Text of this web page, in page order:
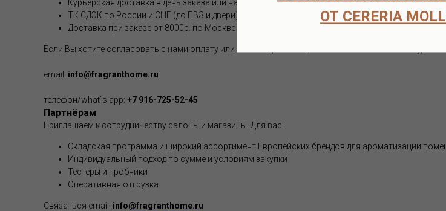
ОТ CERERIA
Курьерская доставка в день заказа или на следующий день по Москве службой Достависта -
ТК СДЭК по России и СНГ (до ПВЗ и двери). Стоимость доставки 300-700р, в зависимости от
Доставка при заказе от 8000р. по Москве и РФ бесплатно
Если Вы хотите согласовать с нами оплату или способ доставки , свяжитесь с нами любым
email: info@fragranthome.ru
телефон/what`s app: +7 916-725-52-45
Партнёрам
Приглашаем к сотрудничеству салоны и магазины. Для вас:
Складская программа и широкий ассортимент Европейских брендов для ароматизации
Индивидуальный подход по сумме и условиям закупки
Тестеры и пробники
Оперативная отгрузка
Связаться email: info@fragranthome.ru